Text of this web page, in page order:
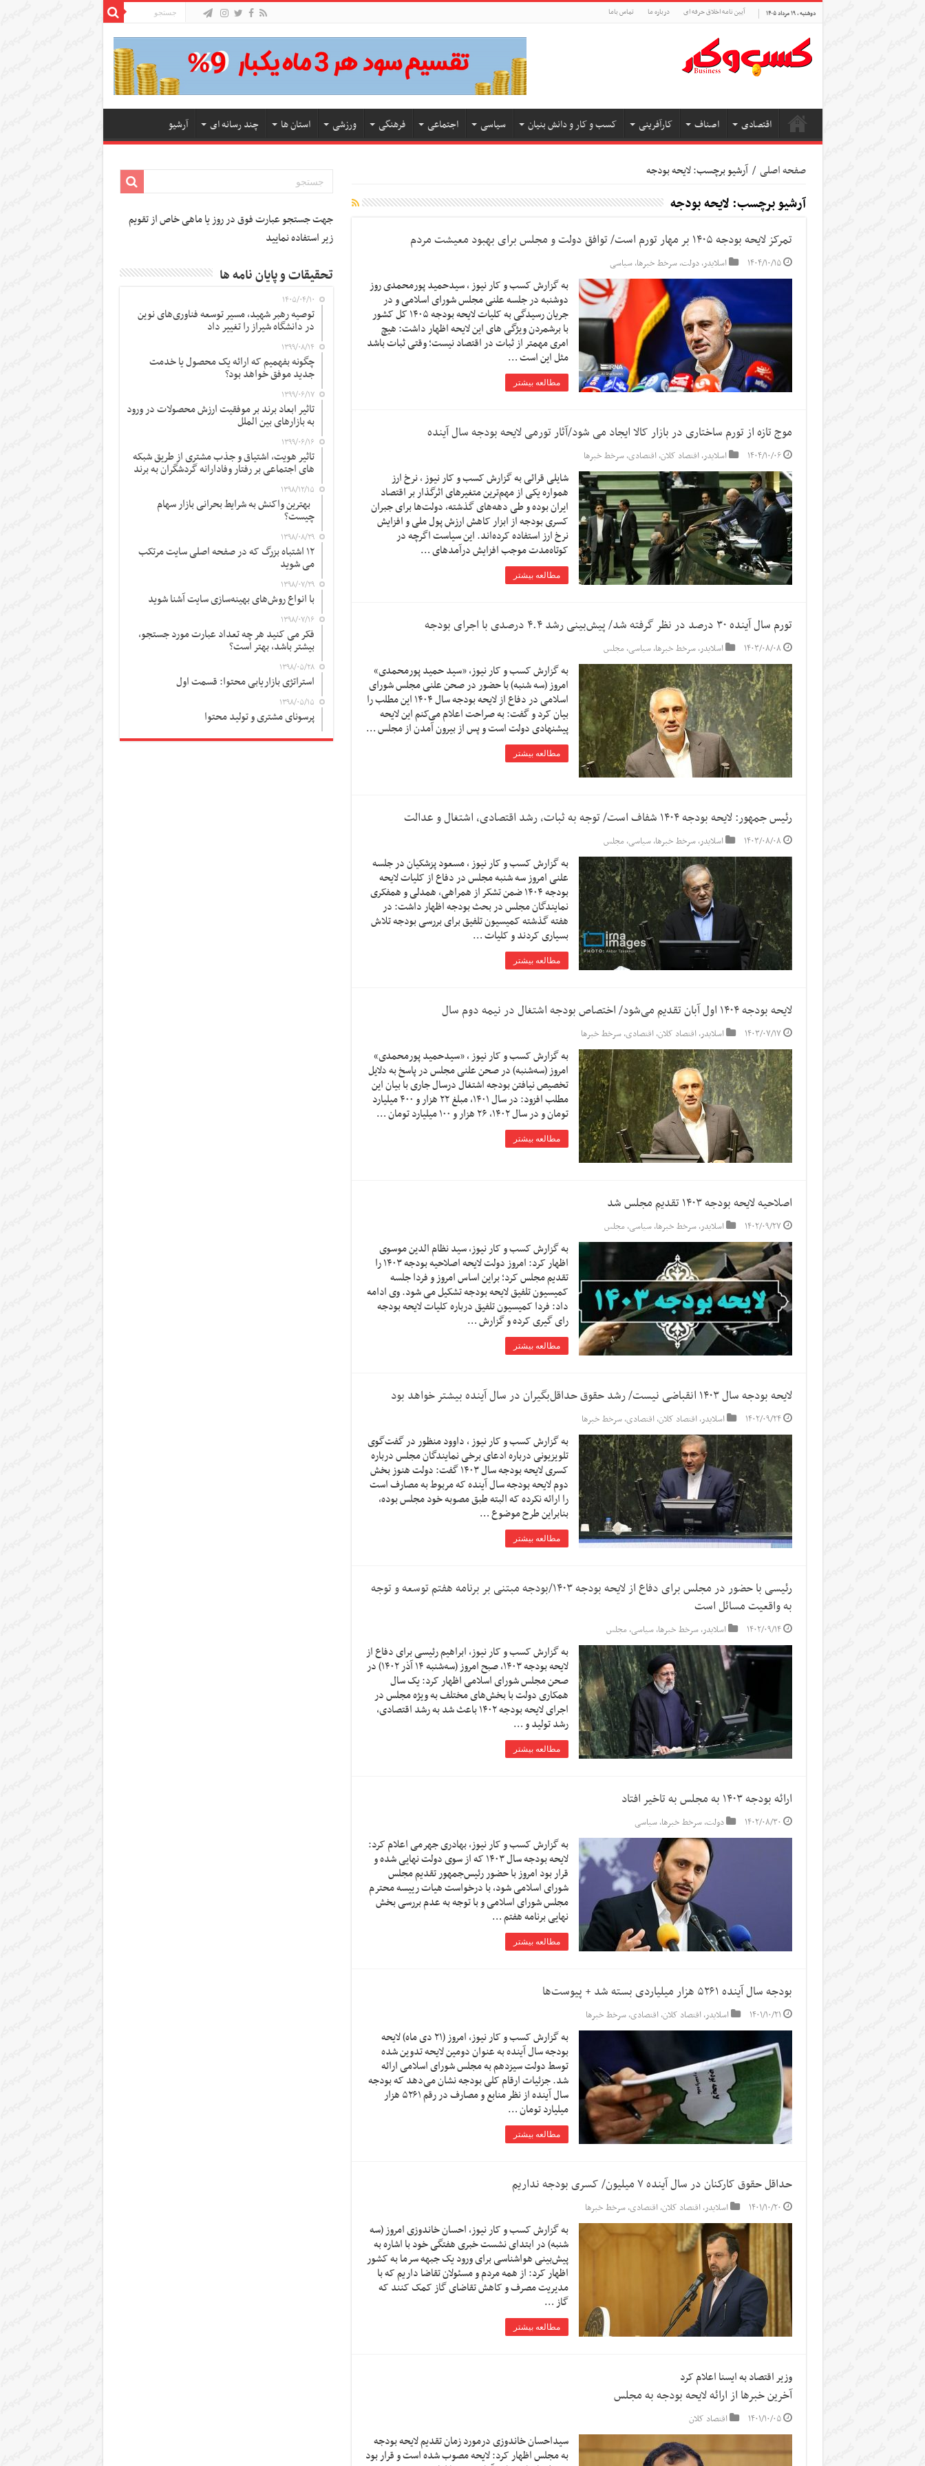
دوشنبه , ۱۹ مرداد ۱۴۰۵ آیین نامه اخلاق حرفه ای درباره ما تماس باما
اقتصادی اصناف کارآفرینی کسب و کار و دانش بنیان سیاسی اجتماعی فرهنگی ورزشی استان ها چند رسانه ای آرشیو
صفحه اصلی / آرشیو برچسب: لایحه بودجه
آرشیو برچسب:لایحه بودجه
تمرکز لایحه بودجه ۱۴۰۵ بر مهار تورم است/ توافق دولت و مجلس برای بهبود معیشت مردم
۱۴۰۴/۱۰/۱۵ اسلایدر,دولت,سرخط خبرها,سیاسی
به گزارش کسب و کار نیوز ، سیدحمید پورمحمدی روز
دوشنبه در جلسه علنی مجلس شورای اسلامی و در
جریان رسیدگی به کلیات لایحه بودجه ۱۴۰۵ کل کشور
با برشمردن ویژگی های این لایحه اظهار داشت: هیچ
امری مهمتر از ثبات در اقتصاد نیست؛ وقتی ثبات باشد
مثل این است …
مطالعه بیشتر
موج تازه از تورم ساختاری در بازار کالا ایجاد می شود/آثار تورمی لایحه بودجه سال آینده
۱۴۰۴/۱۰/۰۶ اسلایدر,اقتصاد کلان,اقتصادی,سرخط خبرها
شایلی قرائی به گزارش کسب و کار نیوز ، نرخ ارز
همواره یکی از مهم‌ترین متغیرهای اثرگذار بر اقتصاد
ایران بوده و طی دهه‌های گذشته، دولت‌ها برای جبران
کسری بودجه از ابزار کاهش ارزش پول ملی و افزایش
نرخ ارز استفاده کرده‌اند. این سیاست اگرچه در
کوتاه‌مدت موجب افزایش درآمدهای …
مطالعه بیشتر
تورم سال آینده ۳۰ درصد در نظر گرفته شد/ پیش‌بینی رشد ۴.۴ درصدی با اجرای بودجه
۱۴۰۳/۰۸/۰۸ اسلایدر,سرخط خبرها,سیاسی,مجلس
به گزارش کسب و کار نیوز، «سید حمید پورمحمدی»
امروز (سه شنبه) با حضور در صحن علنی مجلس شورای
اسلامی در دفاع از لایحه بودجه سال ۱۴۰۴ این مطلب را
بیان کرد و گفت: به صراحت اعلام می‌کنم این لایحه
پیشنهادی دولت است و پس از بیرون آمدن از مجلس …
مطالعه بیشتر
رئیس جمهور: لایحه بودجه ۱۴۰۴ شفاف است/ توجه به ثبات، رشد اقتصادی، اشتغال و عدالت
۱۴۰۳/۰۸/۰۸ اسلایدر,سرخط خبرها,سیاسی,مجلس
به گزارش کسب و کار نیوز ، مسعود پزشکیان در جلسه
علنی امروز سه شنبه مجلس در دفاع از کلیات لایحه
بودجه ۱۴۰۴ ضمن تشکر از همراهی، همدلی و همفکری
نمایندگان مجلس در بحث بودجه اظهار داشت: در
هفته گذشته کمیسیون تلفیق برای بررسی بودجه تلاش
بسیاری کردند و کلیات …
مطالعه بیشتر
لایحه بودجه ۱۴۰۴ اول آبان‌ تقدیم می‌شود/ اختصاص بودجه اشتغال در نیمه دوم سال
۱۴۰۳/۰۷/۱۷ اسلایدر,اقتصاد کلان,اقتصادی,سرخط خبرها
به گزارش کسب و کار نیوز ، «سیدحمید پورمحمدی»
امروز (سه‌شنبه) در صحن علنی مجلس در پاسخ به دلایل
تخصیص نیافتن بودجه اشتغال درسال جاری با بیان این
مطلب افزود: در سال ۱۴۰۱، مبلغ ۲۲ هزار و ۴۰۰ میلیارد
تومان و در سال ۱۴۰۲، ۲۶ هزار و ۱۰۰ میلیارد تومان …
مطالعه بیشتر
اصلاحیه لایحه بودجه ۱۴۰۳ تقدیم مجلس شد
۱۴۰۲/۰۹/۲۷ اسلایدر,سرخط خبرها,سیاسی,مجلس
به گزارش کسب و کار نیوز، سید نظام الدین موسوی
اظهار کرد: امروز دولت لایحه اصلاحیه بودجه ۱۴۰۳ را
تقدیم مجلس کرد؛ براین اساس امروز و فردا جلسه
کمیسیون تلفیق لایحه بودجه تشکیل می شود. وی ادامه
داد: فردا کمیسیون تلفیق درباره کلیات لایحه بودجه
رای گیری کرده و گزارش …
مطالعه بیشتر
لایحه بودجه سال ۱۴۰۳ انقباضی نیست/ رشد حقوق‌ حداقل‌بگیران در سال آینده بیشتر خواهد بود
۱۴۰۲/۰۹/۲۴ اسلایدر,اقتصاد کلان,اقتصادی,سرخط خبرها
به گزارش کسب و کار نیوز ، داوود منظور در گفت‌گوی
تلویزیونی درباره ادعای برخی نمایندگان مجلس درباره
کسری لایحه بودجه سال ۱۴۰۳ گفت: دولت هنوز بخش
دوم لایحه بودجه سال آینده که مربوط به مصارف است
را ارائه نکرده که البته طبق مصوبه خود مجلس بوده،
بنابراین طرح موضوع …
مطالعه بیشتر
رئیسی با حضور در مجلس برای دفاع از لایحه بودجه ۱۴۰۳/بودجه مبتنی بر برنامه هفتم توسعه و توجه
به واقعیت مسائل است
۱۴۰۲/۰۹/۱۴ اسلایدر,سرخط خبرها,سیاسی,مجلس
به گزارش کسب و کار نیوز، ابراهیم رئیسی برای دفاع از
لایحه بودجه ۱۴۰۳، صبح امروز (سه‌شنبه ۱۴ آذر ۱۴۰۲) در
صحن مجلس شورای اسلامی اظهار کرد: یک سال
همکاری دولت با بخش‌های مختلف به ویژه مجلس در
اجرای لایحه بودجه ۱۴۰۲ باعث شد به رشد اقتصادی،
رشد تولید و …
مطالعه بیشتر
ارائه بودجه ۱۴۰۳ به مجلس به تاخیر افتاد
۱۴۰۲/۰۸/۳۰ دولت,سرخط خبرها,سیاسی
به گزارش کسب و کار نیوز، بهادری جهرمی اعلام کرد:
لایحه بودجه سال ۱۴۰۳ که از سوی دولت نهایی شده و
قرار بود امروز با حضور رئیس‌جمهور تقدیم مجلس
شورای اسلامی شود، با درخواست هیات رییسه محترم
مجلس شورای اسلامی و با توجه به عدم بررسی بخش
نهایی برنامه هفتم …
مطالعه بیشتر
بودجه سال آینده ۵۲۶۱ هزار میلیاردی بسته شد + پیوست‌ها
۱۴۰۱/۱۰/۲۱ اسلایدر,اقتصاد کلان,اقتصادی,سرخط خبرها
به گزارش کسب و کار نیوز، امروز (۲۱ دی ماه) لایحه
بودجه سال آینده به عنوان دومین لایحه تدوین شده
توسط دولت سیزدهم به مجلس شورای اسلامی ارائه
شد. جزئیات ارقام کلی بودجه نشان می‌دهد که بودجه
سال آینده از نظر منابع و مصارف در رقم ۵۲۶۱ هزار
میلیارد تومان …
مطالعه بیشتر
حداقل حقوق کارکنان در سال آینده ۷ میلیون/ کسری بودجه نداریم
۱۴۰۱/۱۰/۲۰ اسلایدر,اقتصاد کلان,اقتصادی,سرخط خبرها
به گزارش کسب و کار نیوز، احسان خاندوزی امروز (سه
شنبه) در ابتدای نشست خبری هفتگی خود با اشاره به
پیش‌بینی هواشناسی برای ورود یک جبهه سرما به کشور
اظهار کرد: از همه مردم و مسئولان تقاضا داریم که با
مدیریت مصرف و کاهش تقاضای گاز کمک کنند که
گاز …
مطالعه بیشتر
وزیر اقتصاد به ایسنا اعلام کرد
آخرین خبرها از ارائه لایحه بودجه به مجلس
۱۴۰۱/۱۰/۰۵ اقتصاد کلان
سیداحسان خاندوزی درمورد زمان تقدیم لایحه بودجه
به مجلس اظهار کرد: لایحه مصوب شده است و قرار بود
جهت جستجو عبارت فوق در روز یا ماهی خاص از تقویم
زیر استفاده نمایید
تحقیقات و پایان نامه ها
۱۴۰۵/۰۴/۱۰
توصیه رهبر شهید، مسیر توسعه فناوری‌های نوین
در دانشگاه شیراز را تغییر داد
۱۳۹۹/۰۸/۱۴
چگونه بفهمیم که ارائه یک محصول یا خدمت
جدید موفق خواهد بود؟
۱۳۹۹/۰۶/۱۷
تاثیر ابعاد برند بر موفقیت ارزش محصولات در ورود
به بازارهای بین الملل
۱۳۹۹/۰۶/۱۶
تاثیر هویت، اشتیاق و جذب مشتری از طریق شبکه
های اجتماعی بر رفتار وفادارانه گردشگران به برند
۱۳۹۸/۱۲/۱۵
بهترین واکنش به شرایط بحرانی بازار سهام
چیست؟
۱۳۹۸/۰۸/۲۹
۱۲ اشتباه بزرگ که در صفحه اصلی سایت مرتکب
می شوید
۱۳۹۸/۰۷/۲۹
با انواع روش‌های بهینه‌سازی سایت آشنا شوید
۱۳۹۸/۰۷/۱۶
فکر می کنید هر چه تعداد عبارت مورد جستجو،
بیشتر باشد، بهتر است؟
۱۳۹۸/۰۵/۲۸
استراتژی بازاریابی محتوا: قسمت اول
۱۳۹۸/۰۵/۱۵
پرسونای مشتری و تولید محتوا